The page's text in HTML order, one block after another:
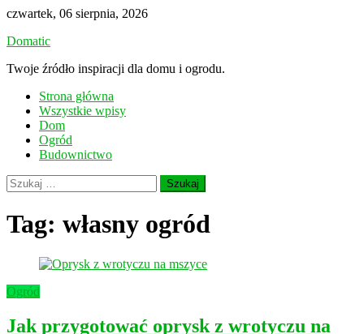
Skip
content
czwartek, 06 sierpnia, 2026
Domatic
Twoje źródło inspiracji dla domu i ogrodu.
Strona główna
Wszystkie wpisy
Dom
Ogród
Budownictwo
Szukaj:
Tag: własny ogród
Ogród
Jak przygotować oprysk z wrotyczu na